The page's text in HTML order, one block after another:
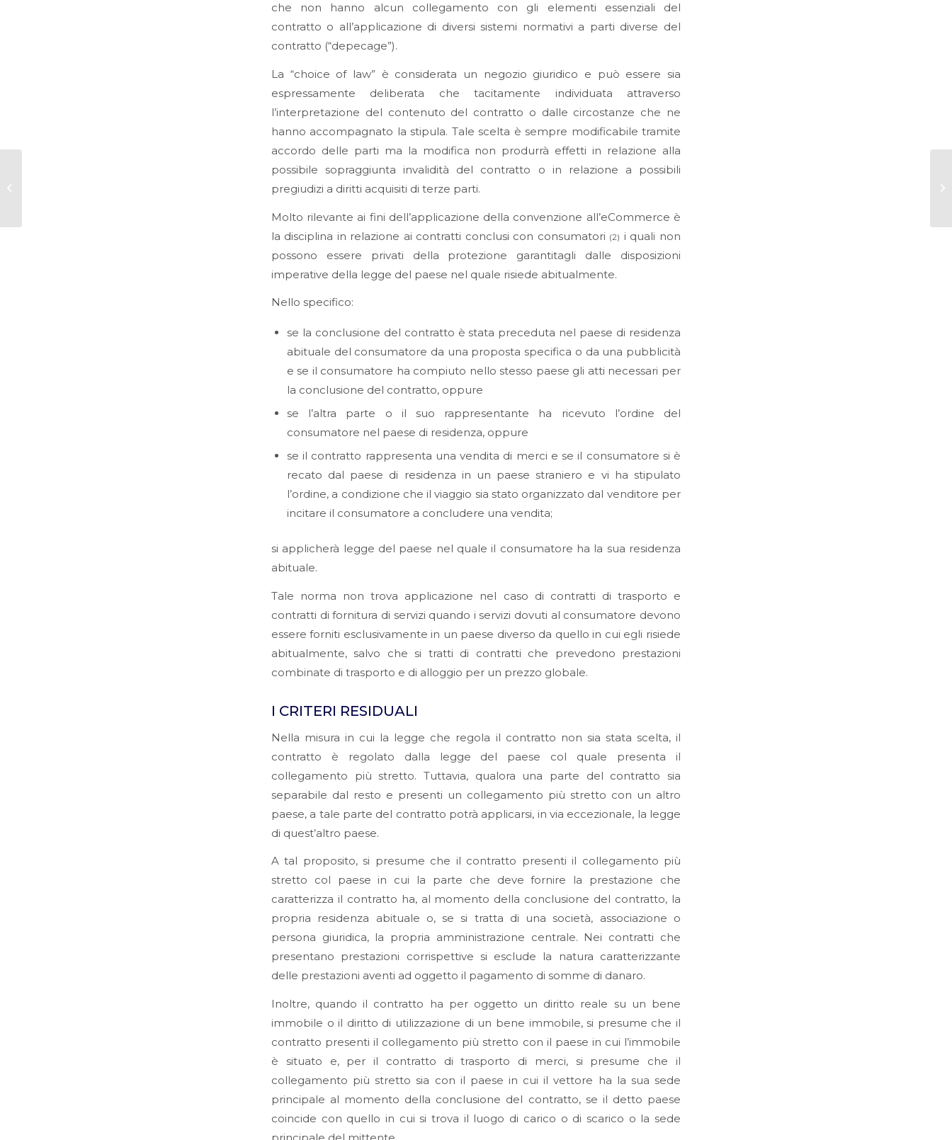
che non hanno alcun collegamento con gli elementi essenziali del
contratto o all’applicazione di diversi sistemi normativi a parti diverse del
contratto (“depecage”).
La “choice of law” è considerata un negozio giuridico e può essere sia
espressamente deliberata che tacitamente individuata attraverso
l’interpretazione del contenuto del contratto o dalle circostanze che ne
hanno accompagnato la stipula. Tale scelta è sempre modificabile tramite
accordo delle parti ma la modifica non produrrà effetti in relazione alla
possibile sopraggiunta invalidità del contratto o in relazione a possibili
pregiudizi a diritti acquisiti di terze parti.
Molto rilevante ai fini dell’applicazione della convenzione all’eCommerce è
la disciplina in relazione ai contratti conclusi con consumatori (2) i quali non
possono essere privati della protezione garantitagli dalle disposizioni
imperative della legge del paese nel quale risiede abitualmente.
Nello specifico:
se la conclusione del contratto è stata preceduta nel paese di residenza
abituale del consumatore da una proposta specifica o da una pubblicità
e se il consumatore ha compiuto nello stesso paese gli atti necessari per
la conclusione del contratto, oppure
se l’altra parte o il suo rappresentante ha ricevuto l’ordine del
consumatore nel paese di residenza, oppure
se il contratto rappresenta una vendita di merci e se il consumatore si è
recato dal paese di residenza in un paese straniero e vi ha stipulato
l’ordine, a condizione che il viaggio sia stato organizzato dal venditore per
incitare il consumatore a concludere una vendita;
si applicherà legge del paese nel quale il consumatore ha la sua residenza
abituale.
Tale norma non trova applicazione nel caso di contratti di trasporto e
contratti di fornitura di servizi quando i servizi dovuti al consumatore devono
essere forniti esclusivamente in un paese diverso da quello in cui egli risiede
abitualmente, salvo che si tratti di contratti che prevedono prestazioni
combinate di trasporto e di alloggio per un prezzo globale.
I CRITERI RESIDUALI
Nella misura in cui la legge che regola il contratto non sia stata scelta, il
contratto è regolato dalla legge del paese col quale presenta il
collegamento più stretto. Tuttavia, qualora una parte del contratto sia
separabile dal resto e presenti un collegamento più stretto con un altro
paese, a tale parte del contratto potrà applicarsi, in via eccezionale, la legge
di quest’altro paese.
A tal proposito, si presume che il contratto presenti il collegamento più
stretto col paese in cui la parte che deve fornire la prestazione che
caratterizza il contratto ha, al momento della conclusione del contratto, la
propria residenza abituale o, se si tratta di una società, associazione o
persona giuridica, la propria amministrazione centrale. Nei contratti che
presentano prestazioni corrispettive si esclude la natura caratterizzante
delle prestazioni aventi ad oggetto il pagamento di somme di danaro.
Inoltre, quando il contratto ha per oggetto un diritto reale su un bene
immobile o il diritto di utilizzazione di un bene immobile, si presume che il
contratto presenti il collegamento più stretto con il paese in cui l’immobile
è situato e, per il contratto di trasporto di merci, si presume che il
collegamento più stretto sia con il paese in cui il vettore ha la sua sede
principale al momento della conclusione del contratto, se il detto paese
coincide con quello in cui si trova il luogo di carico o di scarico o la sede